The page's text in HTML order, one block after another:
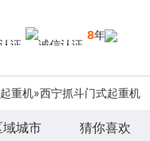
8年
重机»西宁抓斗门式起重机
域城市 猜你喜欢